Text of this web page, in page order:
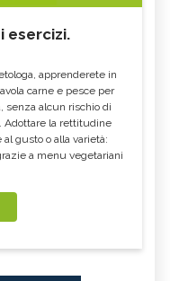
esercizi.
apprenderete in
carne e pesce per
senza alcun rischio di
Adottare la rettitudine
gusto o alla varietà:
a menu vegetariani